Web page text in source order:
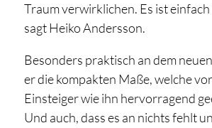
Traum verwirklichen. Es ist
sagt Heiko Andersson.
Besonders praktisch an dem
er die kompakten Maße, welche
Einsteiger wie ihn hervorragend
Und auch, dass es an nichts fehlt